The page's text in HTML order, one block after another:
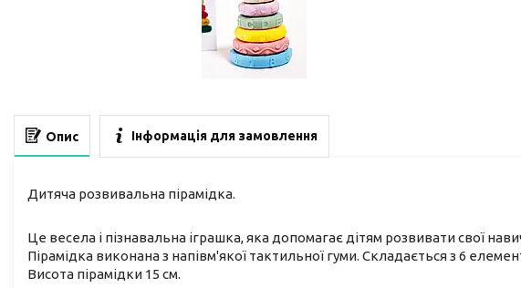
Опис Інформація для замовлення
Дитяча розвивальна пірамідка.
Це весела і пізнавальна іграшка, яка допомагає дітям розвивати свої
Пірамідка виконана з напівм'якої тактильної гуми. Складається з 6
Висота пірамідки 15 см.